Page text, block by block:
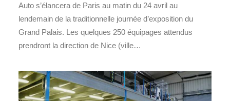
Auto s’élancera de Paris au matin du 24 avril au
lendemain de la traditionnelle journée d’exposition du
Grand Palais. Les quelques 250 équipages attendus
prendront la direction de Nice (ville…